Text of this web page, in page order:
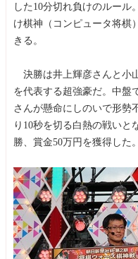
した10分切れ負けのルー
け棋神（コンピュータ将棋
きる。
決勝は井上輝彦さんと小
を代表する超強豪だ。中盤
さんが懸命にしのいで形勢
り10秒を切る白熱の戦いと
勝、賞金50万円を獲得した。